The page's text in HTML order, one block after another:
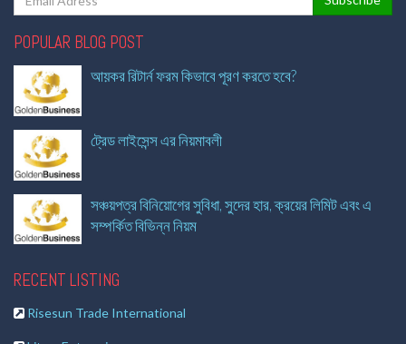
POPULAR BLOG POST
আয়কর রিটার্ন ফরম কিভাবে পূরণ করতে হবে?
ট্রেড লাইসেন্স এর নিয়মাবলী
সঞ্চয়পত্র বিনিয়োগের সুবিধা, সুদের হার, ক্রয়ের লিমিট এবং এ
সম্পর্কিত বিভিন্ন নিয়ম
RECENT LISTING
Risesun Trade International